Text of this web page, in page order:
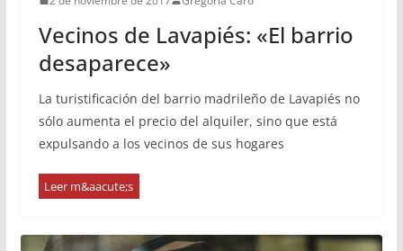
Vecinos de Lavapiés: «El barrio
desaparece»
La turistificación del barrio madrileño de Lavapiés no
sólo aumenta el precio del alquiler, sino que está
expulsando a los vecinos de sus hogares